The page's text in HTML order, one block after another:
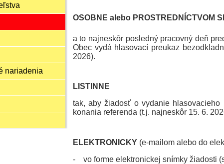
nariadenia
OSOBNE alebo PROSTREDNÍCTVOM
a to najneskôr posledný pracovný deň
Obec vydá hlasovací preukaz
2026).
LISTINNE
tak, aby žiadosť o vydanie
konania referenda (t.j. najneskôr 15. 6.
ELEKTRONICKY(e-mailom alebo do
- vo forme elektronickej snímky žiadosti